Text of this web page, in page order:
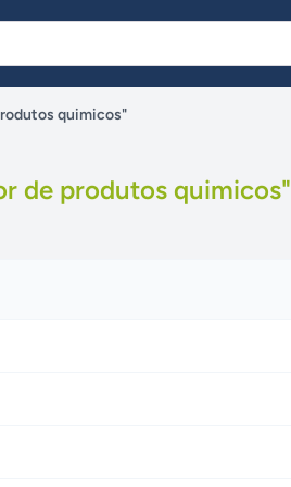
quimicos"
de produtos quimicos"